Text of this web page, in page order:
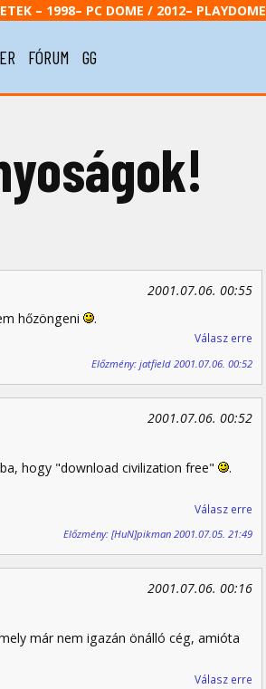
– 1998– PC DOME / 2012– PLAYDOME
FÓRUM GG
2001.07.06. 00:55
hőzöngeni
.
Válasz erre
Előzmény: jatfield 2001.07.06. 00:52
2001.07.06. 00:52
hogy "download civilization free"
.
Válasz erre
Előzmény: [HuN]pikman 2001.07.05. 21:49
2001.07.06. 00:16
már nem igazán önálló cég, amióta
Válasz erre